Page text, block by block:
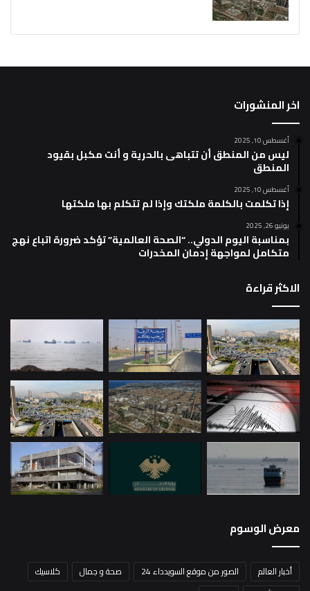
اخر المنشورات
أغسطس 10, 2025
ليس من المنطق أن تتباهى بالحرية و أنت مكبل بقيود
المنطق
أغسطس 10, 2025
إذا تكلمت بالكلمة ملكتك وإذا لم تتكلم بها ملكتها
يونيو 26, 2025
بمناسبة اليوم الدولي.. “الصحة العالمية” تؤكد ضرورة اتباع نهج
متكامل لمواجهة إدمان المخدرات
الاكثر قراءة
معرض الوسوم
أخبار العالم الصور من موقع السويدداء 24 صحة و جمال
كلاسيك